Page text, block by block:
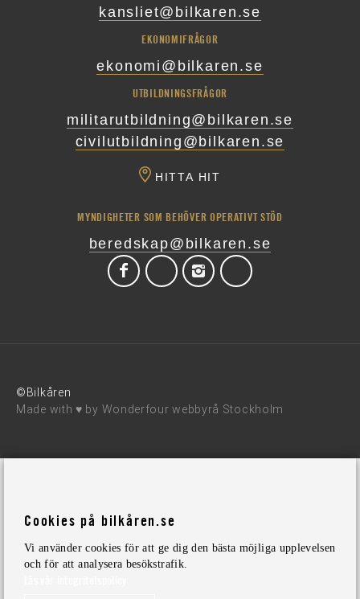
kansliet@bilkaren.se
EKONOMIFRÅGOR
ekonomi@bilkaren.se
UTBILDNINGSFRÅGOR
militarutbildning@bilkaren.se
civilutbildning@bilkaren.se
HITTA HIT
MYNDIGHETER SOM BEHÖVER OPERATIVT STÖD
beredskap@bilkaren.se
©Bilkåren
Made with ♥ by Wonderfour webbyrå Stockholm
Cookies på bilkåren.se
Vi använder cookies för att ge dig den bästa möjliga upplevelsen
och för att analysera besökstrafik.